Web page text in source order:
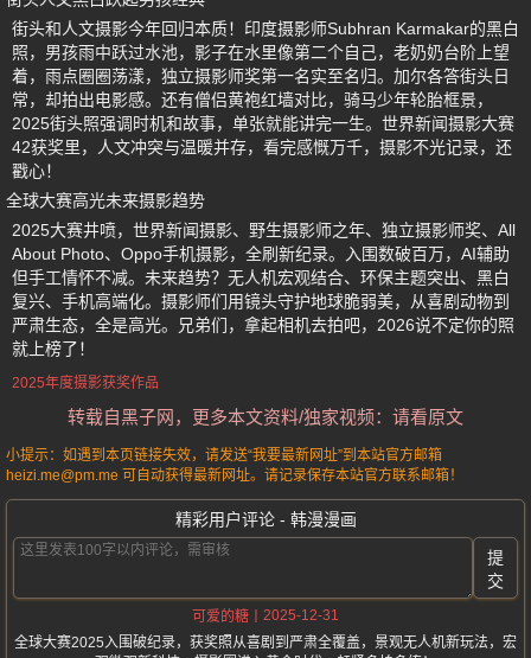
街头和人文摄影今年回归本质！印度摄影师Subhran Karmakar的黑白
照，男孩雨中跃过水池，影子在水里像第二个自己，老奶奶台阶上望
着，雨点圈圈荡漾，独立摄影师奖第一名实至名归。加尔各答街头日
常，却拍出电影感。还有僧侣黄袍红墙对比，骑马少年轮胎框景，
2025街头照强调时机和故事，单张就能讲完一生。世界新闻摄影大赛
42获奖里，人文冲突与温暖并存，看完感慨万千，摄影不光记录，还
戳心！
全球大赛高光未来摄影趋势
2025大赛井喷，世界新闻摄影、野生摄影师之年、独立摄影师奖、All
About Photo、Oppo手机摄影，全刷新纪录。入围数破百万，AI辅助
但手工情怀不减。未来趋势？无人机宏观结合、环保主题突出、黑白
复兴、手机高端化。摄影师们用镜头守护地球脆弱美，从喜剧动物到
严肃生态，全是高光。兄弟们，拿起相机去拍吧，2026说不定你的照
就上榜了！
2025年度摄影获奖作品
转载自黑子网，更多本文资料/独家视频：请看原文
小提示：如遇到本页链接失效，请发送“我要最新网址”到本站官方邮箱
heizi.me@pm.me 可自动获得最新网址。请记录保存本站官方联系邮箱！
精彩用户评论 - 韩漫漫画
提
交
可爱的糖
2025-12-31
全球大赛2025入围破纪录，获奖照从喜剧到严肃全覆盖，景观无人机新玩法，宏